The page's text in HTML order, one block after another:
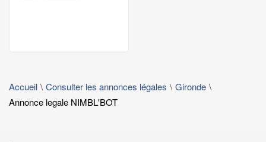
Accueil Consulter les annonces légales
Gironde
Annonce legale NIMBL'BOT